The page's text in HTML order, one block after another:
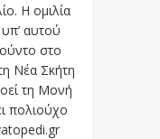
Η ομιλία
αυτού
στο
Νέα Σκήτη
τη Μονή
πολιούχο